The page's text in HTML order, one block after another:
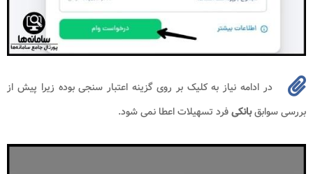
در ادامه نیاز به کلیک بر روی گزینه اعتبار سنجی بوده زیرا پیش از
بررسی سوابقبانکیفرد تسهیلات اعطا نمی شود.